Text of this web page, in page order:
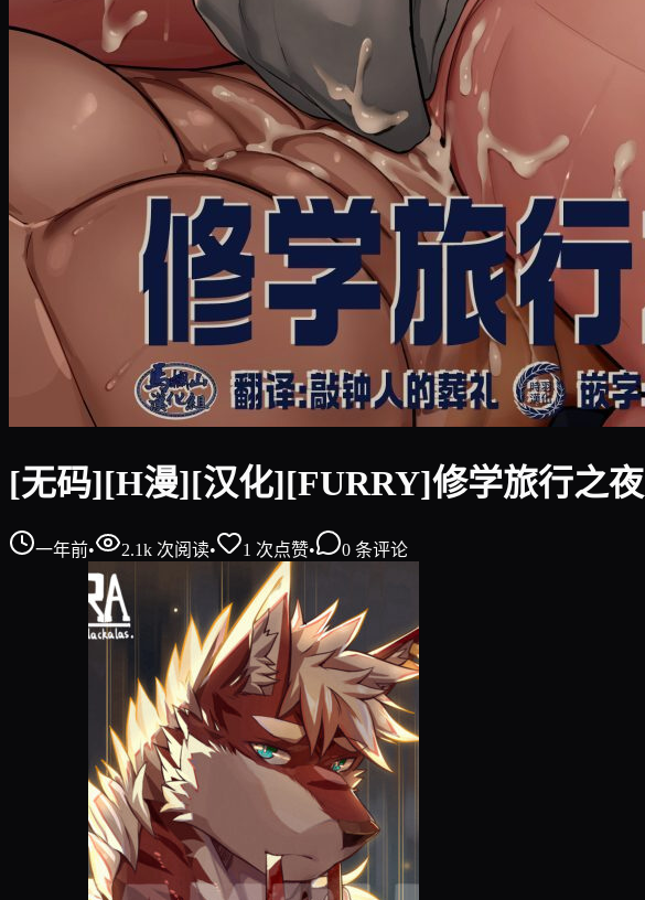
[无码][H漫][汉化][FURRY]修学旅行之夜
一年前• 2.1k 次阅读• 1 次点赞• 0 条评论